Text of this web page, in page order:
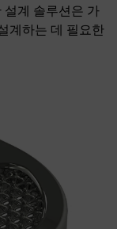
설계 솔루션은 가
계하는 데 필요한